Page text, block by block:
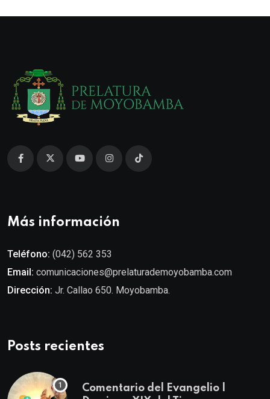
Más información
Teléfono: (042) 562 353
Email: comunicaciones@prelaturademoyobamba.com
Dirección: Jr. Callao 650. Moyobamba.
Posts recientes
Comentario del Evangelio |